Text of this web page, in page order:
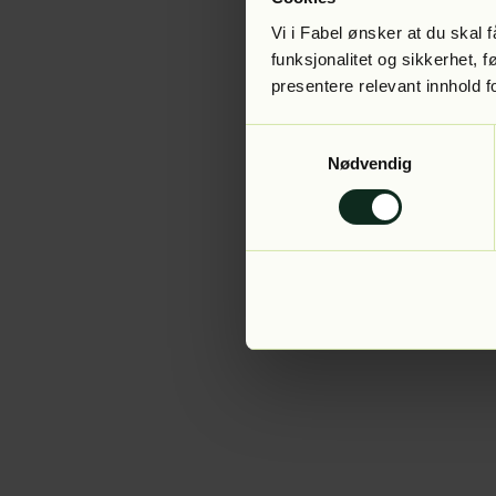
Vi i Fabel ønsker at du skal
funksjonalitet og sikkerhet,
presentere relevant innhold
Nødvendig
Application